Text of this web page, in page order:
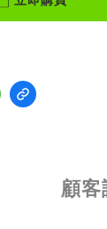
顧客